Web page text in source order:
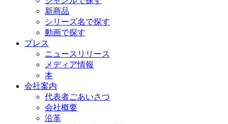
新商品
シリーズ名で探す
動画で探す
プレス
ニュースリリース
メディア情報
本
会社案内
代表者ごあいさつ
会社概要
沿革